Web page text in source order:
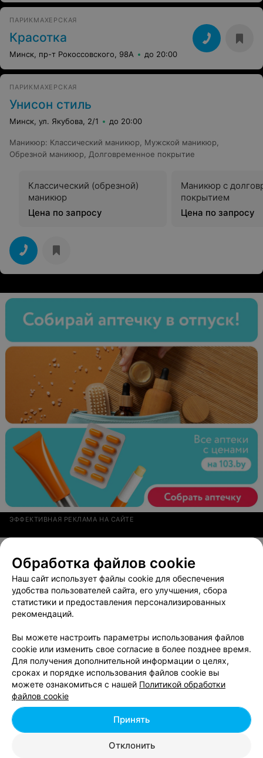
ПАРИКМАХЕРСКАЯ
Красотка
Минск, пр-т Рокоссовского, 98А до 20:00
ПАРИКМАХЕРСКАЯ
Унисон стиль
Минск, ул. Якубова, 2/1 до 20:00
Маникюр: Классический маникюр Мужской маникюр
Обрезной маникюр
Долговременное покрытие
Классический (обрезной)
маникюр
Цена по запросу
Маникюр с
покрытием
Цена по запросу
ЭФФЕКТИВНАЯ РЕКЛАМА НА САЙТЕ
Смотрите также
Долговременное покрытие ногтей в м-р
Серебрянка в Минске
Наращивание ногтей в Серебрянке в Минске
Аппаратный маникюр в м-р Серебрянка в
Минске
Вам будет интересно
Обработка файлов cookie
Наш сайт использует файлы cookie для обеспечения
удобства пользователей сайта, его улучшения, сбора
статистики и предоставления персонализированных
рекомендаций.
Вы можете настроить параметры использования файлов
cookie или изменить свое согласие в более позднее время.
Для получения дополнительной информации о целях,
сроках и порядке использования файлов cookie вы
можете ознакомиться с нашей Политикой обработки
файлов cookie
Отклонить
Принять